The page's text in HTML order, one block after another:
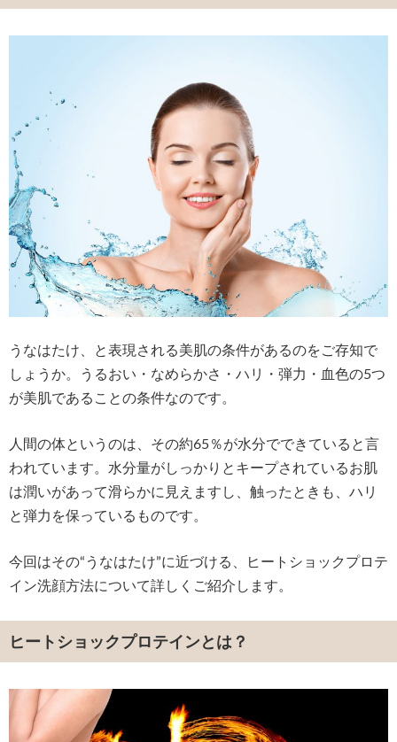
うなはたけ、と表現される美肌の条件があるのをご存知で
しょうか。うるおい・なめらかさ・ハリ・弾力・血色の5つ
が美肌であることの条件なのです。
人間の体というのは、その約65％が水分でできていると言
われています。水分量がしっかりとキープされているお肌
は潤いがあって滑らかに見えますし、触ったときも、ハリ
と弾力を保っているものです。
今回はその“うなはたけ”に近づける、ヒートショックプロテ
イン洗顔方法について詳しくご紹介します。
ヒートショックプロテインとは？